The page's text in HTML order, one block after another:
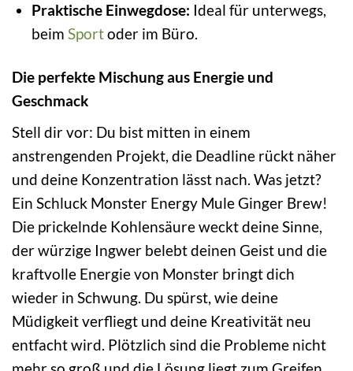
Praktische Einwegdose: Ideal für unterwegs,
beim Sportoder im Büro.
Die perfekte Mischung aus Energie und
Geschmack
Stell dir vor: Du bist mitten in einem
anstrengenden Projekt, die Deadline rückt näher
und deine Konzentration lässt nach. Was jetzt?
Ein Schluck Monster Energy Mule Ginger Brew!
Die prickelnde Kohlensäure weckt deine Sinne,
der würzige Ingwer belebt deinen Geist und die
kraftvolle Energie von Monster bringt dich
wieder in Schwung. Du spürst, wie deine
Müdigkeit verfliegt und deine Kreativität neu
entfacht wird. Plötzlich sind die Probleme nicht